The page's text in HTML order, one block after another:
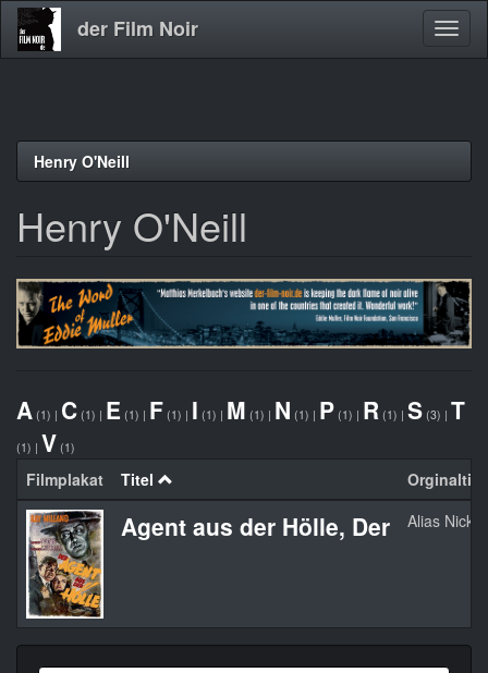
Direkt
der Film Noir
Henry O'Neill
Henry O'Neill
A (1) | C (1) | E (1) | F (1) | I (1) | M (1) | N (1) | P (1) | R (1) | S (3) | T
(1) | V (1)
Filmplakat Titel
Agent aus der Hölle, Der Alias Nick